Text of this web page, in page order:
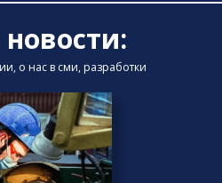
о нас в сми, разработки